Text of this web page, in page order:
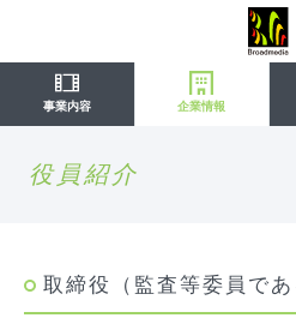
事業内容 企業情報
役員紹介
取締役（監査等委員であ